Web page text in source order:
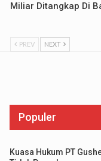
Miliar Ditangkap Di
PREV NEXT
Populer
Kuasa Hukum PT